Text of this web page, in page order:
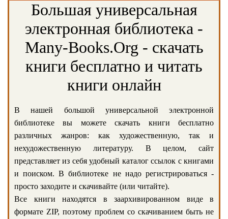
Большая универсальная
электронная библиотека -
Many-Books.Org - скачать
книги бесплатно и читать
книги онлайн
В нашей большой универсальной электронной
библиотеке вы можете скачать книги бесплатно
различных жанров: как художественную, так и
нехудожественную литературу. В целом, сайт
представляет из себя удобный каталог ссылок с книгами
и поиском. В библиотеке не надо регистрироваться -
просто заходите и скачивайте (или читайте).
Все книги находятся в заархивированном виде в
формате ZIP, поэтому проблем со скачиванием быть не